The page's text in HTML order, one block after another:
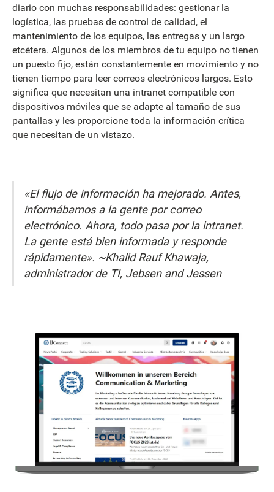
diario con muchas responsabilidades: gestionar la
logística, las pruebas de control de calidad, el
mantenimiento de los equipos, las entregas y un largo
etcétera. Algunos de los miembros de tu equipo no tienen
un puesto fijo, están constantemente en movimiento y no
tienen tiempo para leer correos electrónicos largos. Esto
significa que necesitan una intranet compatible con
dispositivos móviles que se adapte al tamaño de sus
pantallas y les proporcione toda la información crítica
que necesitan de un vistazo.
«El flujo de información ha mejorado. Antes,
informábamos a la gente por correo
electrónico. Ahora, todo pasa por la intranet.
La gente está bien informada y responde
rápidamente». ~Khalid Rauf Khawaja,
administrador de TI, Jebsen and Jessen